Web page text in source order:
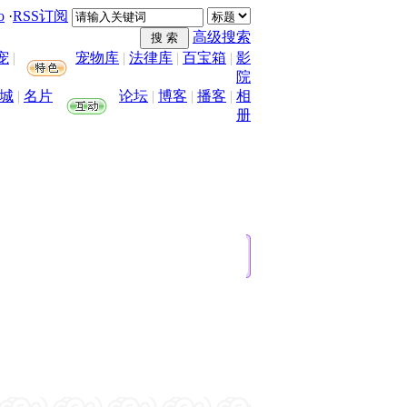
·RSS订阅
高级搜索
| 宠物库 | 法律库 | 百宝箱 | 影
院
| 名片 论坛 | 博客 | 播客 | 相
册